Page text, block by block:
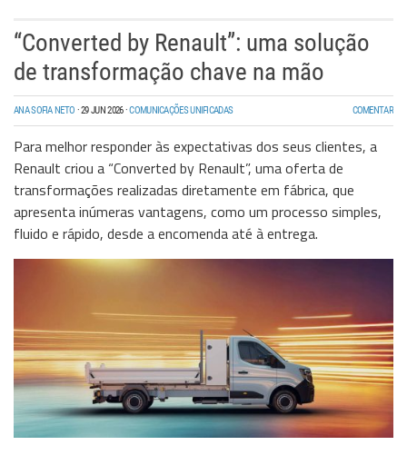
“Converted by Renault”: uma solução
de transformação chave na mão
ANA SOFIA NETO ·29 JUN 2026·COMUNICAÇÕES UNIFICADAS COMENTAR
Para melhor responder às expectativas dos seus clientes, a
Renault criou a “Converted by Renault”, uma oferta de
transformações realizadas diretamente em fábrica, que
apresenta inúmeras vantagens, como um processo simples,
fluido e rápido, desde a encomenda até à entrega.